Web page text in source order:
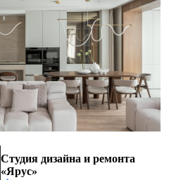
Студия дизайна и ремонта
«Ярус»